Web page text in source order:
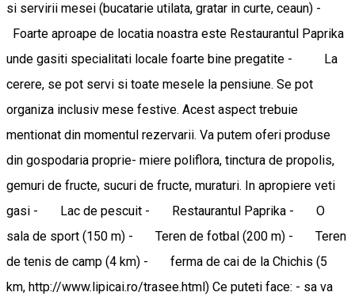
si servirii mesei (bucatarie utilata, gratar in curte, ceaun) -
Foarte aproape de locatia noastra este Restaurantul Paprika
unde gasiti specialitati locale foarte bine pregatite - La
cerere, se pot servi si toate mesele la pensiune. Se pot
organiza inclusiv mese festive. Acest aspect trebuie
mentionat din momentul rezervarii. Va putem oferi produse
din gospodaria proprie- miere poliflora, tinctura de propolis,
gemuri de fructe, sucuri de fructe, muraturi. In apropiere veti
gasi - Lac de pescuit - Restaurantul Paprika - O
sala de sport (150 m) - Teren de fotbal (200 m) - Teren
de tenis de camp (4 km) - ferma de cai de la Chichis (5
km, http://www.lipicai.ro/trasee.html) Ce puteti face: - sa va